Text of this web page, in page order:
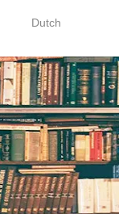
Dutch